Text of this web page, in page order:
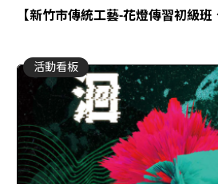
【新竹市傳統工藝-花燈傳習初級
活動看板